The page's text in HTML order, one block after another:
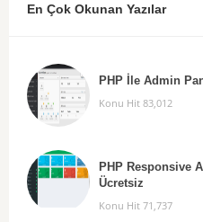
En Çok Okunan Yazılar
PHP İle Admin
Konu Hit 83,012
PHP Responsive
Ücretsiz
Konu Hit 71,737